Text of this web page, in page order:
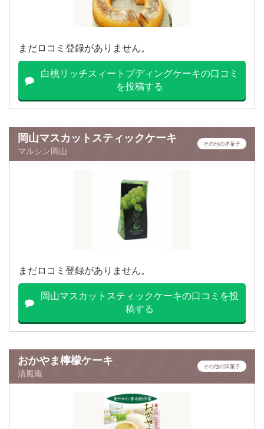
まだロコミ登録がありません。
白桃リッチスィートプディングケーキの口コミ
を投稿する
岡山マスカットスティックケーキ
マルシン岡山
その他の洋菓子
まだロコミ登録がありません。
岡山マスカットスティックケーキの口コミを投
稿する
おかやま檸檬ケーキ
清風庵
その他の洋菓子